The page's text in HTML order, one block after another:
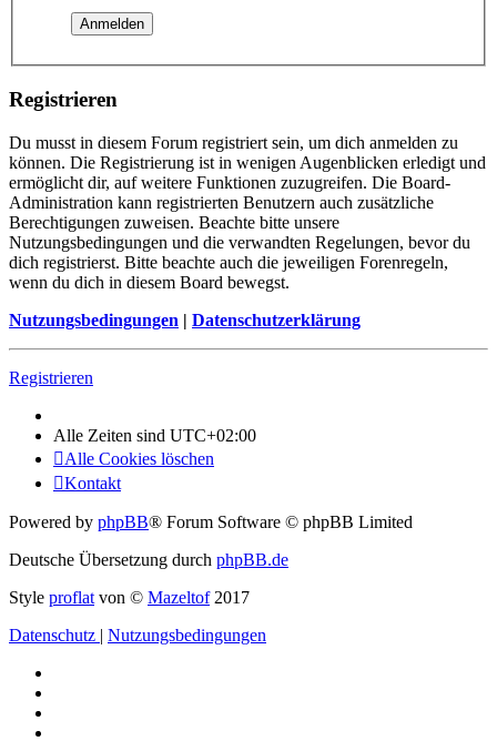
Registrieren
Du musst in diesem Forum registriert sein, um dich anmelden zu
können. Die Registrierung ist in wenigen Augenblicken erledigt und
ermöglicht dir, auf weitere Funktionen zuzugreifen. Die Board-
Administration kann registrierten Benutzern auch zusätzliche
Berechtigungen zuweisen. Beachte bitte unsere
Nutzungsbedingungen und die verwandten Regelungen, bevor du
dich registrierst. Bitte beachte auch die jeweiligen Forenregeln,
wenn du dich in diesem Board bewegst.
Nutzungsbedingungen | Datenschutzerklärung
Registrieren
Alle Zeiten sind UTC+02:00
Alle Cookies löschen
Kontakt
Powered by phpBB® Forum Software © phpBB Limited
Deutsche Übersetzung durch phpBB.de
Style proflat von © Mazeltof2017
Datenschutz | Nutzungsbedingungen